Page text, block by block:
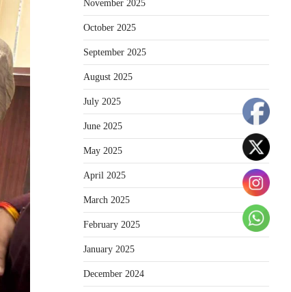
November 2025
October 2025
September 2025
August 2025
July 2025
June 2025
May 2025
April 2025
March 2025
February 2025
January 2025
December 2024